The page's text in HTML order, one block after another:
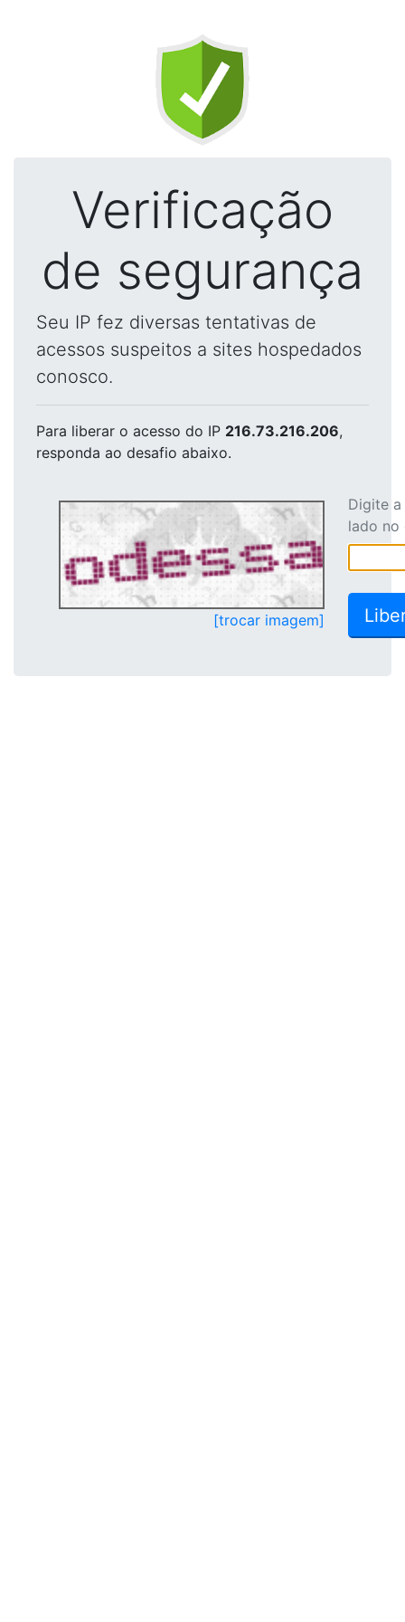
Verificação
de segurança
Seu IP fez diversas tentativas de
acessos suspeitos a sites hospedados
conosco.
Para liberar o acesso do IP 216.73.216.206,
responda ao desafio abaixo.
[trocar imagem]
Digite
lado no